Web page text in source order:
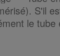
S'il
le tube